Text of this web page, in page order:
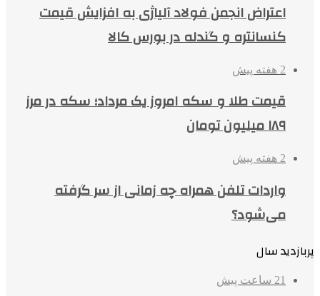
اعتراض انجمن فولاد آلیاژی به افزایش قیمت
کنسانتره و گندله در بورس کالا
2 هفته پیش
قیمت طلا و سکه امروز یک مرداد؛ سکه در مرز
۱۸۹ میلیون تومان
2 هفته پیش
واردات تلفن همراه چه زمانی از سر گرفته
می‌شود؟
پربازدید سال
21 ساعت پیش